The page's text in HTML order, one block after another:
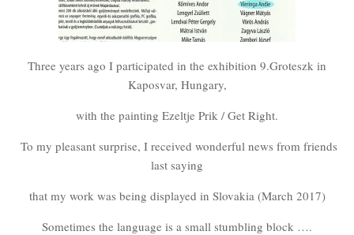
Three years ago I participated in the exhibition 9.Groteszk in
Kaposvar, Hungary,
with the painting Ezeltje Prik / Get Right.
To my pleasant surprise, I received wonderful news from friends
last saying
that my work was being displayed in Slovakia (March 2017)
Sometimes the language is a small stumbling block ….